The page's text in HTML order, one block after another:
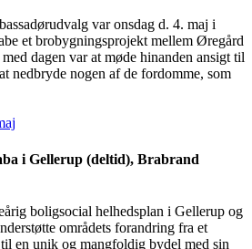
var onsdag d. 4. maj i
et brobygningsprojekt mellem Øregård
dagen var at møde hinanden ansigt til
nedbryde nogen af de fordomme, som
i Gellerup (deltid), Brabrand
boligsocial helhedsplan i Gellerup og
områdets forandring fra et
en unik og mangfoldig bydel med sin